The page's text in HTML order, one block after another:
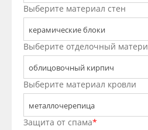
Выберите материал стен
керамические блоки
Выберите отделочный
облицовочный кирпич
Выберите материал кровли
металлочерепица
Защита от спама*